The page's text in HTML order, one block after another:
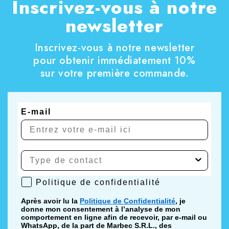
polyuréthaneabsorbe l’eau et les résidus,
améliore le résultat final et réduit les traces.
Cette approche permet de gérer efficacement aussi
bien l’entretien régulier que les situations de
salissures importantes, sans interventions agressives
Avantages opérationnels du kit
cuisine domestique et professionnelle
détergents spécifiques pour graisse, calcaire,
suie et incrustations
combinaison d’action chimique et de soutien
mécanique
surfaces plus faciles à entretenir dans le temps
Inscrivez-vous à notre
newsletter
Inscrivez-vous à notre newsletter
pour obtenir immédiatement 10%
sur votre première commande.
E-mail
Politique de confidentialité
Politique de confidentialité
Après avoir lu la Politique de Confidentialité, je
donne mon consentement à l’analyse de mon
comportement en ligne afin de recevoir, par e-mail ou
WhatsApp, de la part de Marbec S.R.L., des